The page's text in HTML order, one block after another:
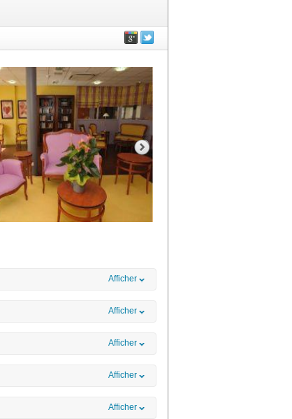
Afficher
Afficher
Afficher
Afficher
Afficher